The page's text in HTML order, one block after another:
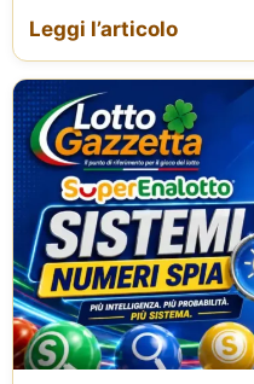
Leggi l’articolo